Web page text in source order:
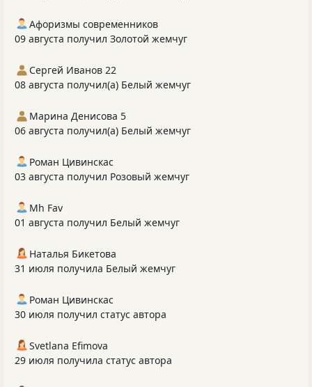
Афоризмы современников
09 августа получил Золотой жемчуг
Сергей Иванов 22
08 августа получил(а) Белый жемчуг
Марина Денисова 5
06 августа получил(а) Белый жемчуг
Роман Цивинскас
03 августа получил Розовый жемчуг
Mh Fav
01 августа получил Белый жемчуг
Наталья Бикетова
31 июля получила Белый жемчуг
Роман Цивинскас
30 июля получил статус автора
Svetlana Efimova
29 июля получила статус автора